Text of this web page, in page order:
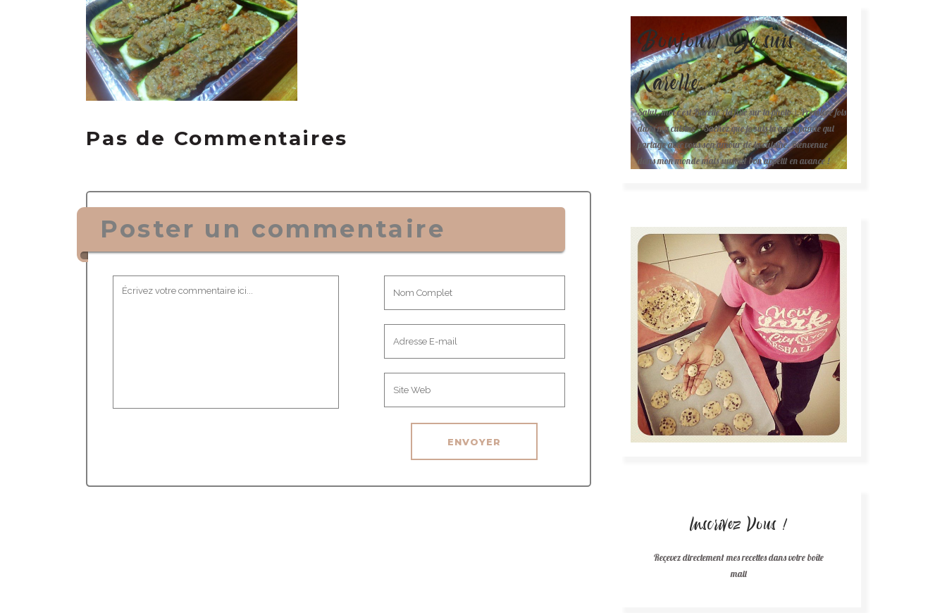
Pas de Commentaires
Poster un commentaire
Bonjour! Je suis
Karelle.
Salut, moi c'est Karelle (la fille sur la photo ). Première fois
dans ma cuisine ? Sachez que je suis la gourmande qui
partage avec vous son amour de la cuisine. Bienvenue
dans mon monde mais surtout bon appétit en avance !
Inscrivez Vous !
Reçevez directement mes recettes dans votre boîte
mail